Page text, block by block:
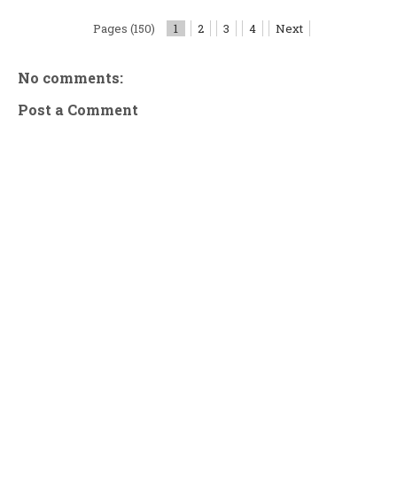
Pages (150) 1 2 3 4 Next
No comments:
Post a Comment